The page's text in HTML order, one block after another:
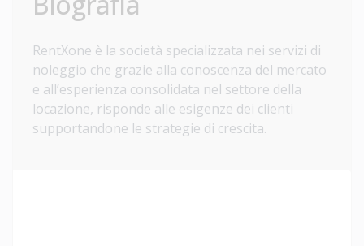
RentXone è la società specializzata nei servizi di
noleggio che grazie alla conoscenza del mercato
e all’esperienza consolidata nel settore della
locazione, risponde alle esigenze dei clienti
supportandone le strategie di crescita.